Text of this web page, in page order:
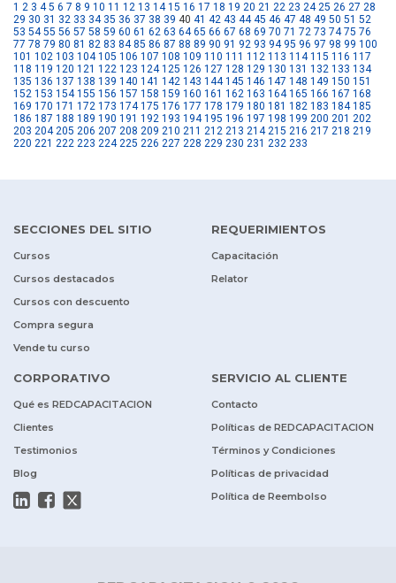
1 2 3 4 5 6 7 8 9 10 11 12 13 14 15 16 17 18 19 20 21 22 23 24 25 26 27 28
29 30 31 32 33 34 35 36 37 38 39 40 41 42 43 44 45 46 47 48 49 50 51 52
53 54 55 56 57 58 59 60 61 62 63 64 65 66 67 68 69 70 71 72 73 74 75 76
77 78 79 80 81 82 83 84 85 86 87 88 89 90 91 92 93 94 95 96 97 98 99 100
101 102 103 104 105 106 107 108 109 110 111 112 113 114 115 116 117
118 119 120 121 122 123 124 125 126 127 128 129 130 131 132 133 134
135 136 137 138 139 140 141 142 143 144 145 146 147 148 149 150 151
152 153 154 155 156 157 158 159 160 161 162 163 164 165 166 167 168
169 170 171 172 173 174 175 176 177 178 179 180 181 182 183 184 185
186 187 188 189 190 191 192 193 194 195 196 197 198 199 200 201 202
203 204 205 206 207 208 209 210 211 212 213 214 215 216 217 218 219
220 221 222 223 224 225 226 227 228 229 230 231 232 233
SECCIONES DEL SITIO
Cursos
Cursos destacados
Cursos con descuento
Compra segura
Vende tu curso
REQUERIMIENTOS
Capacitación
Relator
CORPORATIVO
Qué es REDCAPACITACION
Clientes
Testimonios
Blog
SERVICIO AL CLIENTE
Contacto
Políticas de REDCAPACITACION
Términos y Condiciones
Políticas de privacidad
Política de Reembolso